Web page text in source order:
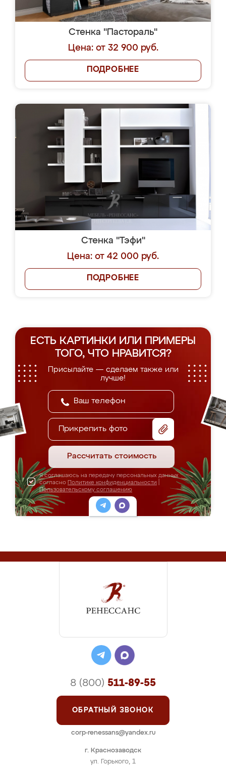
Стенка "Пастораль"
Цена: от 32 900 руб.
ПОДРОБНЕЕ
Стенка "Тэфи"
Цена: от 42 000 руб.
ПОДРОБНЕЕ
ЕСТЬ КАРТИНКИ ИЛИ ПРИМЕРЫ
ТОГО, ЧТО НРАВИТСЯ?
Присылайте — сделаем также или
лучше!
Прикрепить фото
Рассчитать стоимость
Я соглашаюсь на передачу персональных данных
согласно Политике конфиденциальности
Пользовательскому соглашению
г. Краснозаводск
ул. Горького, 1
8 (800) 511-89-55
ОБРАТНЫЙ ЗВОНОК
corp-renessans@yandex.ru